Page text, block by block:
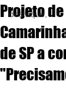
destaque,
Projeto
de SP a